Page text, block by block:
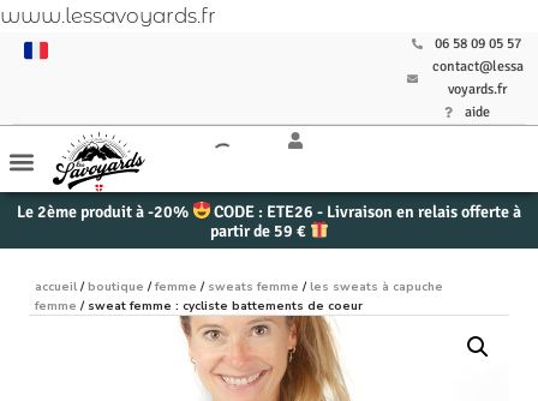
www.lessavoyards.fr
06 58 09 05 57
contact@lessa
voyards.fr
aide
Le 2ème produit à -20%
CODE : ETE26 - Livraison en relais offerte à
partir de 59 €
accueil / boutique / femme / sweats femme / les sweats à capuche
femme / sweat femme : cycliste battements de coeur